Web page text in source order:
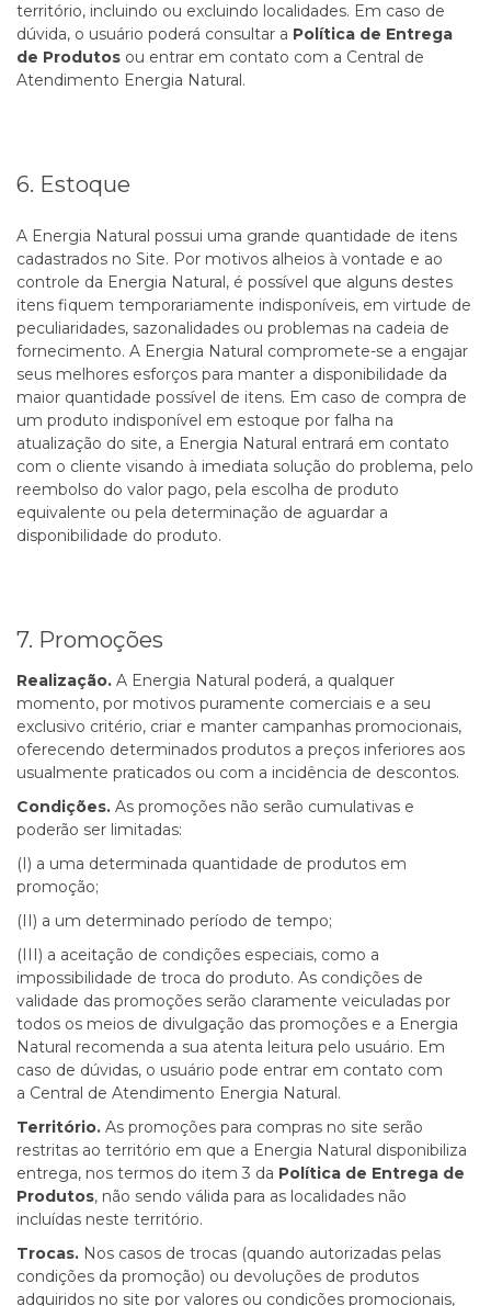
território, incluindo ou excluindo localidades. Em caso de
dúvida, o usuário poderá consultar a Política de Entrega
de Produtos ou entrar em contato com a Central de
Atendimento Energia Natural.
6. Estoque
A Energia Natural possui uma grande quantidade de itens
cadastrados no Site. Por motivos alheios à vontade e ao
controle da Energia Natural, é possível que alguns destes
itens fiquem temporariamente indisponíveis, em virtude de
peculiaridades, sazonalidades ou problemas na cadeia de
fornecimento. A Energia Natural compromete-se a engajar
seus melhores esforços para manter a disponibilidade da
maior quantidade possível de itens. Em caso de compra de
um produto indisponível em estoque por falha na
atualização do site, a Energia Natural entrará em contato
com o cliente visando à imediata solução do problema, pelo
reembolso do valor pago, pela escolha de produto
equivalente ou pela determinação de aguardar a
disponibilidade do produto.
7. Promoções
Realização. A Energia Natural poderá, a qualquer
momento, por motivos puramente comerciais e a seu
exclusivo critério, criar e manter campanhas promocionais,
oferecendo determinados produtos a preços inferiores aos
usualmente praticados ou com a incidência de descontos.
Condições. As promoções não serão cumulativas e
poderão ser limitadas:
(I) a uma determinada quantidade de produtos em
promoção;
(II) a um determinado período de tempo;
(III) a aceitação de condições especiais, como a
impossibilidade de troca do produto. As condições de
validade das promoções serão claramente veiculadas por
todos os meios de divulgação das promoções e a Energia
Natural recomenda a sua atenta leitura pelo usuário. Em
caso de dúvidas, o usuário pode entrar em contato com
a Central de Atendimento Energia Natural.
Território. As promoções para compras no site serão
restritas ao território em que a Energia Natural disponibiliza
entrega, nos termos do item 3 da Política de Entrega de
Produtos, não sendo válida para as localidades não
incluídas neste território.
Trocas. Nos casos de trocas (quando autorizadas pelas
condições da promoção) ou devoluções de produtos
adquiridos no site por valores ou condições promocionais,